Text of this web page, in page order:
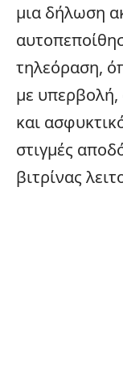
μια δήλωση
τηλεόραση,
με υπερβολή,
και
στιγμές
βιτρίνας